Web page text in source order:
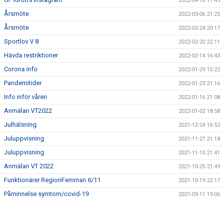
Årsmöte 2022-03-06 21:25
Årsmöte 2022-02-24 20:17
Sportlov V 8 2022-02-20 22:11
Hävda restriktioner 2022-02-14 16:43
Corona info 2022-01-29 15:22
Pandemitider 2022-01-23 21:16
Info inför våren 2022-01-16 21:08
Anmälan VT2022 2022-01-02 18:58
Julhälsning 2021-12-24 16:52
Juluppvisning 2021-11-27 21:18
Juluppvisning 2021-11-10 21:41
Anmälan VT 2022 2021-10-25 21:49
Funktionärer RegionFemman 6/11 2021-10-19 22:17
Påminnelse symtom/covid-19 2021-09-11 19:06